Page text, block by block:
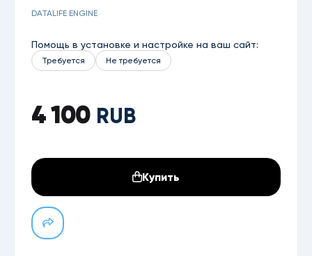
DATALIFE ENGINE
Помощь в установке и настройке на ваш сайт:
Требуется Не требуется
4 100RUB
Купить